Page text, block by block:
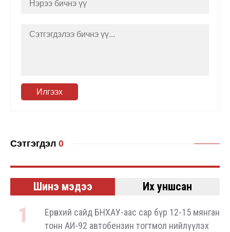
Илгээх
Сэтгэгдэл 0
Шинэ мэдээ Их уншсан
Ерөнхий сайд БНХАУ-аас сар бүр 12-15 мянган
тонн АИ-92 автобензин тогтмол нийлүүлэх